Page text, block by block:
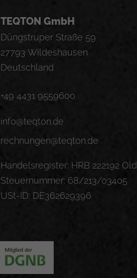
TEQTON GmbH
Düngstruper Straße 59
27793 Wildeshausen
Deutschland
+49 4431 9559600
info@teqton.de
rechnungen@teqton.de
Handelsregister: HRB 222192
Steuernummer: 68/213/03405
USt-ID: DE362629396